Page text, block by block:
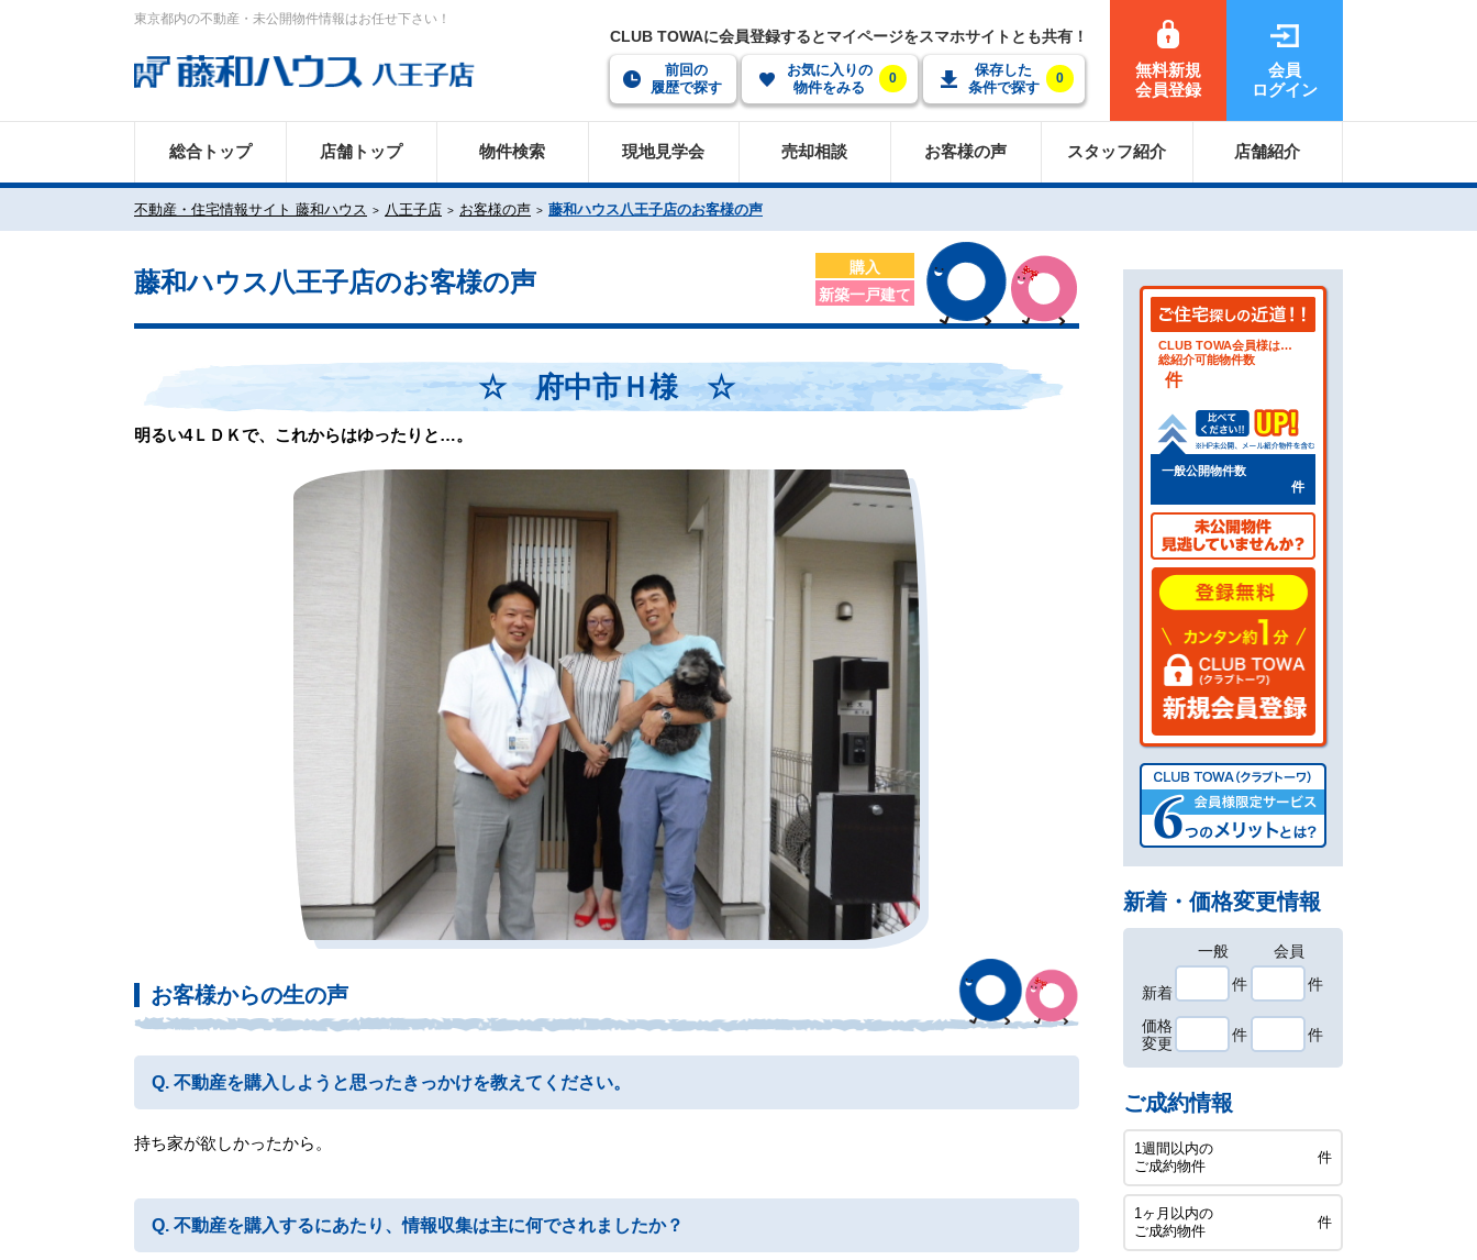
東京都内の不動産・未公開物件情報はお任せ下さい！
CLUB TOWAに会員登録するとマイページをスマホサイトとも共有！
前回の
履歴で探す
お気に入りの
物件をみる
0
保存した
条件で探す
0
無料新規
会員登録
会員
ログイン
総合トップ 店舗トップ 物件検索 現地見学会 売却相談 お客様の声 スタッフ紹介 店舗紹介
不動産・住宅情報サイト 藤和ハウス 八王子店 お客様の声 藤和ハウス八王子店のお客様の声
藤和ハウス八王子店のお客様の声
購入
新築一戸建て
☆ 府中市Ｈ様 ☆
明るい4ＬＤＫで、これからはゆったりと…。
お客様からの生の声
不動産を購入しようと思ったきっかけを教えてください。
持ち家が欲しかったから。
不動産を購入するにあたり、情報収集は主に何でされましたか？
CLUB TOWA会員様は…
総紹介可能物件数
件
一般公開物件数
件
新着・価格変更情報
一般 会員
新着
件 件
価格
変更
件 件
ご成約情報
1週間以内の
ご成約物件
件
1ヶ月以内の
ご成約物件
件